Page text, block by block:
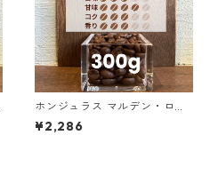
ホンジュラス マルデン・ロペ
ス農園 SHG サン・マヌエル 3
00g（100g単価の15％OFF）
¥2,286